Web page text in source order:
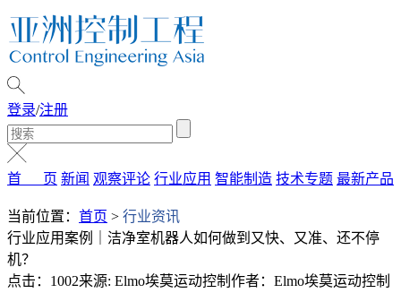
登录/注册
首 页 新闻 观察评论 行业应用 智能制造 技术专题 最新产品
当前位置： 首页 > 行业资讯
行业应用案例｜洁净室机器人如何做到又快、又准、还不停
机？
点击：1002来源: Elmo埃莫运动控制 作者：Elmo埃莫运动控制